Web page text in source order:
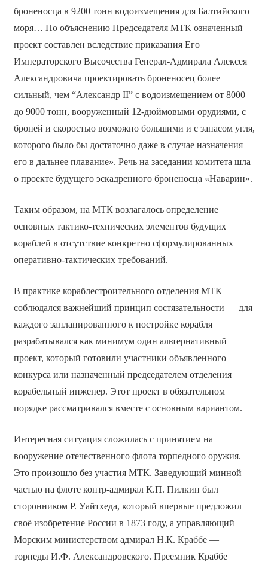
броненосца в 9200 тонн водоизмещения для Балтийского
моря… По объяснению Председателя МТК означенный
проект составлен вследствие приказания Его
Императорского Высочества Генерал-Адмирала Алексея
Александровича проектировать броненосец более
сильный, чем “Александр II” с водоизмещением от 8000
до 9000 тонн, вооруженный 12-дюймовыми орудиями, с
броней и скоростью возможно большими и с запасом угля,
которого было бы достаточно даже в случае назначения
его в дальнее плавание». Речь на заседании комитета шла
о проекте будущего эскадренного броненосца «Наварин».
Таким образом, на МТК возлагалось определение
основных тактико-технических элементов будущих
кораблей в отсутствие конкретно сформулированных
оперативно-тактических требований.
В практике кораблестроительного отделения МТК
соблюдался важнейший принцип состязательности — для
каждого запланированного к постройке корабля
разрабатывался как минимум один альтернативный
проект, который готовили участники объявленного
конкурса или назначенный председателем отделения
корабельный инженер. Этот проект в обязательном
порядке рассматривался вместе с основным вариантом.
Интересная ситуация сложилась с принятием на
вооружение отечественного флота торпедного оружия.
Это произошло без участия МТК. Заведующий минной
частью на флоте контр-адмирал К.П. Пилкин был
сторонником Р. Уайтхеда, который впервые предложил
своё изобретение России в 1873 году, а управляющий
Морским министерством адмирал Н.К. Краббе —
торпеды И.Ф. Александровского. Преемник Краббе